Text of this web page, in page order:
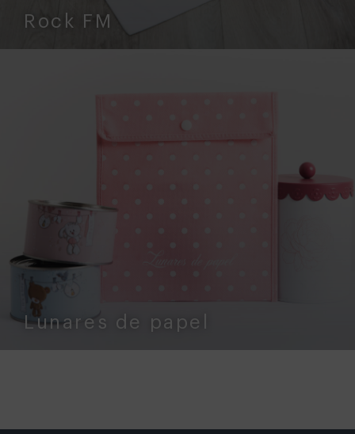
Rock FM
Lunares de papel